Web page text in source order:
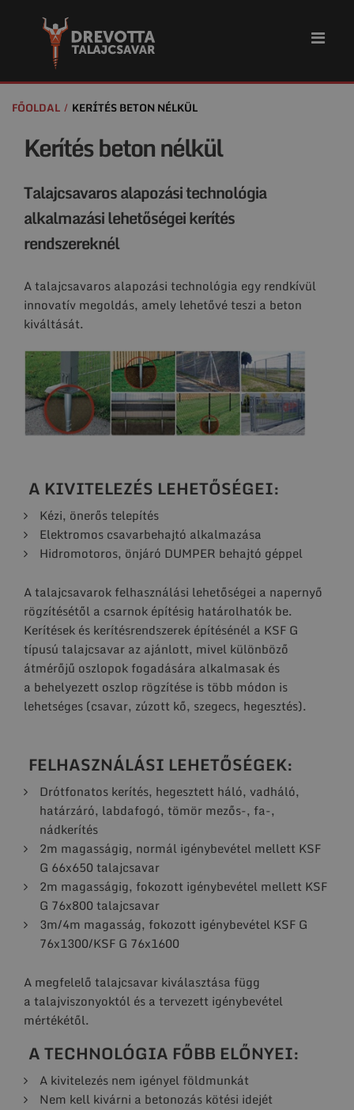
FŐOLDAL KERÍTÉS BETON NÉLKÜL
Kerítés beton nélkül
Talajcsavaros alapozási technológia
alkalmazási lehetőségei kerítés
rendszereknél
A talajcsavaros alapozási technológia egy rendkívül
innovatív megoldás, amely lehetővé teszi a beton
kiváltását.
A KIVITELEZÉS LEHETŐSÉGEI:
Kézi, önerős telepítés
Elektromos csavarbehajtó alkalmazása
Hidromotoros, önjáró DUMPER behajtó géppel
A talajcsavarok felhasználási lehetőségei a napernyő
rögzítésétől a csarnok építésig határolhatók be.
Kerítések és kerítésrendszerek építésénél a KSF G
típusú talajcsavar az ajánlott, mivel különböző
átmérőjű oszlopok fogadására alkalmasak és
a behelyezett oszlop rögzítése is több módon is
lehetséges (csavar, zúzott kő, szegecs, hegesztés).
FELHASZNÁLÁSI LEHETŐSÉGEK:
Drótfonatos kerítés, hegesztett háló, vadháló,
határzáró, labdafogó, tömör mezős-, fa-,
nádkerítés
2m magasságig, normál igénybevétel mellett KSF
G 66x650 talajcsavar
2m magasságig, fokozott igénybevétel mellett KSF
G 76x800 talajcsavar
3m/4m magasság, fokozott igénybevétel KSF G
76x1300/KSF G 76x1600
A megfelelő talajcsavar kiválasztása függ
a talajviszonyoktól és a tervezett igénybevétel
mértékétől.
A TECHNOLÓGIA FŐBB ELŐNYEI:
A kivitelezés nem igényel földmunkát
Nem kell kivárni a betonozás kötési idejét